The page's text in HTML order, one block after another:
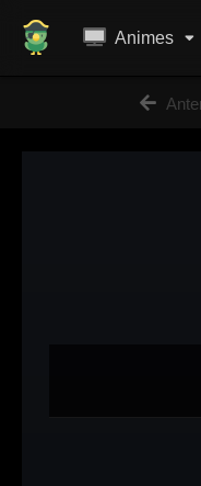
Animes